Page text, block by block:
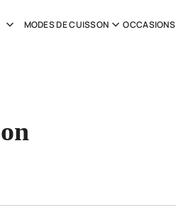
MODES DE CUISSON OCCASIONS